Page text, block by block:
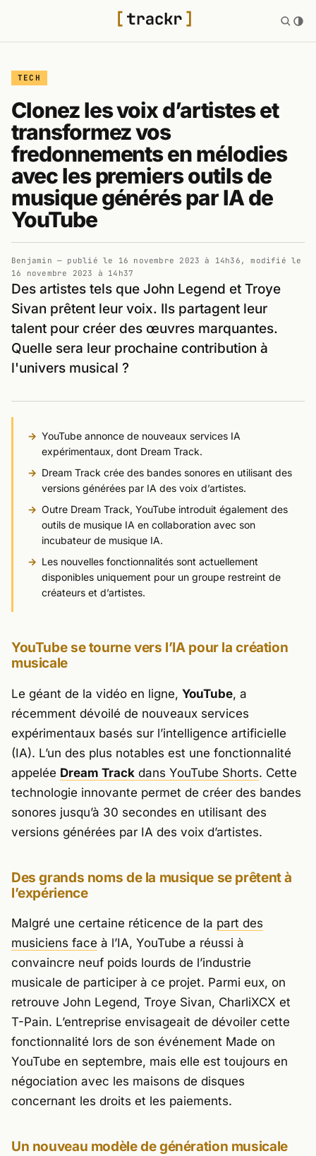
TECH
Clonez les voix d’artistes et
transformez vos
fredonnements en mélodies
avec les premiers outils de
musique générés par IA de
YouTube
Benjamin — publié le 16 novembre 2023 à 14h36 , modifié le
16 novembre 2023 à 14h37
Des artistes tels que John Legend et Troye
Sivan prêtent leur voix. Ils partagent leur
talent pour créer des œuvres marquantes.
Quelle sera leur prochaine contribution à
l'univers musical ?
YouTube annonce de nouveaux services IA
expérimentaux, dont Dream Track.
Dream Track crée des bandes sonores en utilisant des
versions générées par IA des voix d’artistes.
Outre Dream Track, YouTube introduit également des
outils de musique IA en collaboration avec son
incubateur de musique IA.
Les nouvelles fonctionnalités sont actuellement
disponibles uniquement pour un groupe restreint de
créateurs et d’artistes.
YouTube se tourne vers l’IA pour la création
musicale
Le géant de la vidéo en ligne, YouTube, a
récemment dévoilé de nouveaux services
expérimentaux basés sur l’intelligence artificielle
(IA). L’un des plus notables est une fonctionnalité
appelée Dream Track dans YouTube Shorts. Cette
technologie innovante permet de créer des bandes
sonores jusqu’à 30 secondes en utilisant des
versions générées par IA des voix d’artistes.
Des grands noms de la musique se prêtent à
l’expérience
Malgré une certaine réticence de la part des
musiciens face à l’IA, YouTube a réussi à
convaincre neuf poids lourds de l’industrie
musicale de participer à ce projet. Parmi eux, on
retrouve John Legend, Troye Sivan, CharliXCX et
T-Pain. L’entreprise envisageait de dévoiler cette
fonctionnalité lors de son événement Made on
YouTube en septembre, mais elle est toujours en
négociation avec les maisons de disques
concernant les droits et les paiements.
Un nouveau modèle de génération musicale